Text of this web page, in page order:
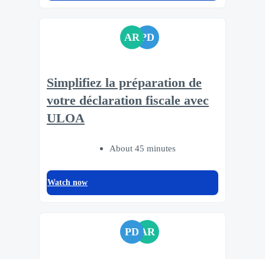
AR PD
Simplifiez la préparation de
votre déclaration fiscale avec
ULOA
About 45 minutes
Watch now
PD AR